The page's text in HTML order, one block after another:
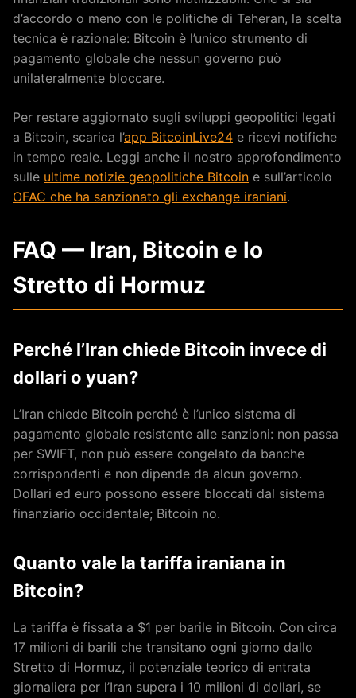
d’accordo o meno con le politiche di Teheran, la scelta
tecnica è razionale: Bitcoin è l’unico strumento di
pagamento globale che nessun governo può
unilateralmente bloccare.
Per restare aggiornato sugli sviluppi geopolitici legati
a Bitcoin, scarica l’app BitcoinLive24 e ricevi notifiche
in tempo reale. Leggi anche il nostro approfondimento
sulle ultime notizie geopolitiche Bitcoin e sull’articolo
OFAC che ha sanzionato gli exchange iraniani.
FAQ — Iran, Bitcoin e lo
Stretto di Hormuz
Perché l’Iran chiede Bitcoin invece di
dollari o yuan?
L’Iran chiede Bitcoin perché è l’unico sistema di
pagamento globale resistente alle sanzioni: non passa
per SWIFT, non può essere congelato da banche
corrispondenti e non dipende da alcun governo.
Dollari ed euro possono essere bloccati dal sistema
finanziario occidentale; Bitcoin no.
Quanto vale la tariffa iraniana in
Bitcoin?
La tariffa è fissata a $1 per barile in Bitcoin. Con circa
17 milioni di barili che transitano ogni giorno dallo
Stretto di Hormuz, il potenziale teorico di entrata
giornaliera per l’Iran supera i 10 milioni di dollari, se